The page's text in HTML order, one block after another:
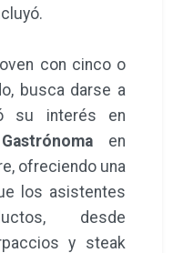
con cinco o
busca darse a
su interés en
Gastrónoma en
ofreciendo una
los asistentes
desde
y steak